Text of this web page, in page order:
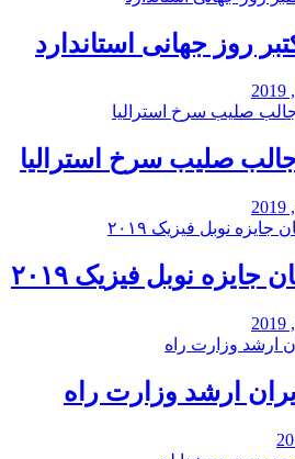
جالب صلیب سرخ استرالیا
جایزه نوبل فیزیک ۲۰۱۹
ارشد وزارت راه